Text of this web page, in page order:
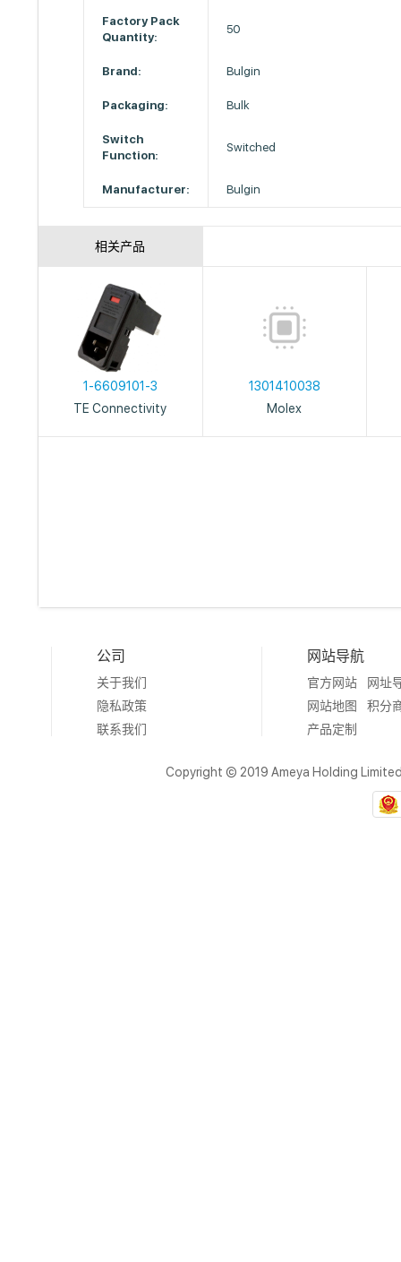
Factory Pack
Quantity:
50
Brand: Bulgin
Packaging: Bulk
Switch
Function:
Switched
Manufacturer: Bulgin
相关产品
1-6609101-3
TE Connectivity
1301410038
Molex
公司
关于我们
隐私政策
联系我们
网站导航
官方网站
网址
网站地图
积分
产品定制
Copyright © 2019 Ameya Holding